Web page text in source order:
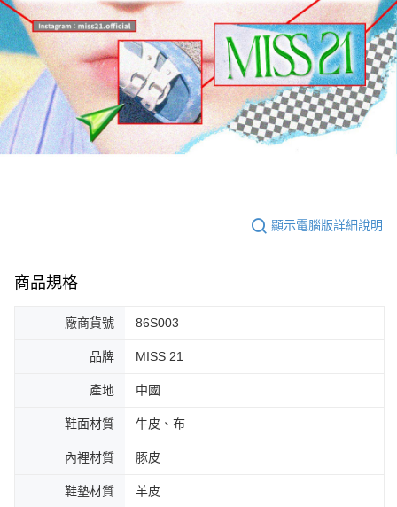
顯示電腦版詳細說明
商品規格
廠商貨號 86S003
品牌 MISS 21
產地 中國
鞋面材質 牛皮、布
內裡材質 豚皮
鞋墊材質 羊皮